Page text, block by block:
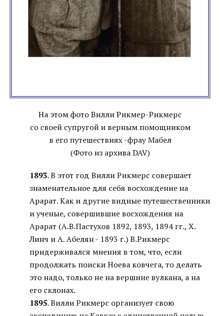
На этом фото Вилли Рикмер-Рикмерс
со своей супругой и верным помощником
в его путешествиях -фрау Мабел
(Фото из архива DAV)
1893. В этот год Вилли Рикмерс совершает
знаменательное для себя восхождение на
Арарат. Как и другие видные путешественники
и ученые, совершившие восхождения на
Арарат (А.В.Пастухов 1892, 1893, 1894 гг., X.
Линч и А. Абелян - 1893 г.) В.Рикмерс
придерживался мнения в том, что, если
продолжать поиски Ноева ковчега, то делать
это надо, только не на вершине вулкана, а на
его склонах.
1895. Вилли Рикмерс организует свою